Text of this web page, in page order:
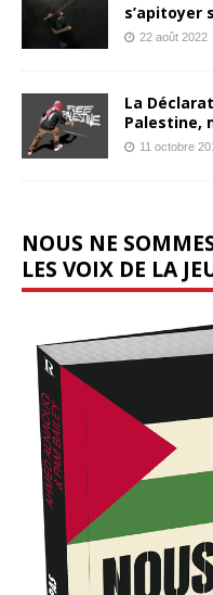
s’apitoyer
22 août 2022
La
Palestine,
11 octobre
NOUS NE
LES VOIX DE LA